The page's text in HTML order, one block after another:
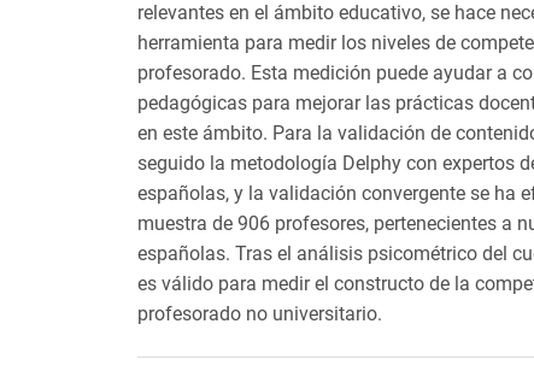
relevantes en el ámbito educativo, se hace
herramienta para medir los niveles de
profesorado. Esta medición puede ayudar a
pedagógicas para mejorar las prácticas
en este ámbito. Para la validación de
seguido la metodología Delphy con expertos
españolas, y la validación convergente se ha
muestra de 906 profesores, pertenecientes a
españolas. Tras el análisis psicométrico del
es válido para medir el constructo de la
profesorado no universitario.